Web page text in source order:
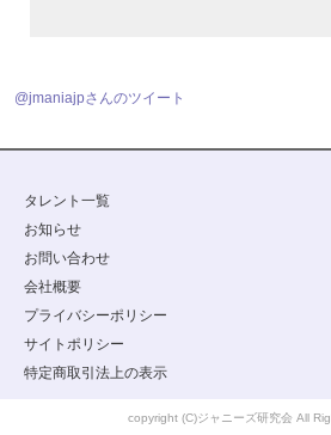
@jmaniajpさんのツイート
タレント一覧
お知らせ
お問い合わせ
会社概要
プライバシーポリシー
サイトポリシー
特定商取引法上の表示
copyright (C)ジャニーズ研究会 All